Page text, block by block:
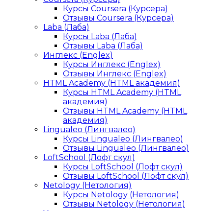
Курсы Coursera (Курсера)
Отзывы Coursera (Курсера)
Laba (Лаба)
Курсы Laba (Лаба)
Отзывы Laba (Лаба)
Инглекс (Englex)
Курсы Инглекс (Englex)
Отзывы Инглекс (Englex)
HTML Academy (HTML академия)
Курсы HTML Academy (HTML
академия)
Отзывы HTML Academy (HTML
академия)
Lingualeo (Лингвалео)
Курсы Lingualeo (Лингвалео)
Отзывы Lingualeo (Лингвалео)
LoftSchool (Лофт скул)
Курсы LoftSchool (Лофт скул)
Отзывы LoftSchool (Лофт скул)
Netology (Нетология)
Курсы Netology (Нетология)
Отзывы Netology (Нетология)